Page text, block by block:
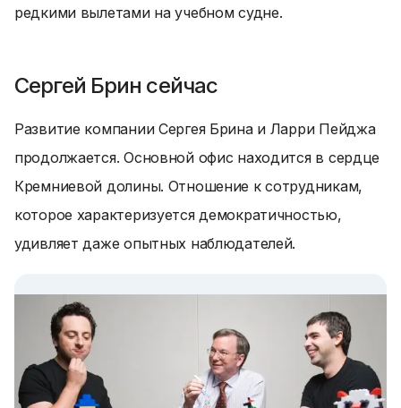
редкими вылетами на учебном судне.
Сергей Брин сейчас
Развитие компании Сергея Брина и Ларри Пейджа
продолжается. Основной офис находится в сердце
Кремниевой долины. Отношение к сотрудникам,
которое характеризуется демократичностью,
удивляет даже опытных наблюдателей.